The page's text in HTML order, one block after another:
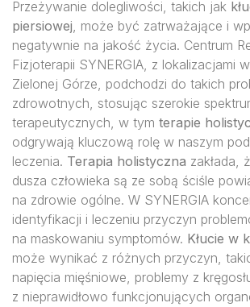
Przeżywanie dolegliwości, takich jak
piersiowej, może być zatrważające i
negatywnie na jakość życia. Centrum
Fizjoterapii SYNERGIA, z lokalizacjami
Zielonej Górze, podchodzi do takich
zdrowotnych, stosując szerokie
terapeutycznych, w tym terapie
odgrywają kluczową rolę w naszym
leczenia. Terapia holistyczna zakłada,
dusza człowieka są ze sobą ściśle
na zdrowie ogólne. W SYNERGIA
identyfikacji i leczeniu przyczyn
na maskowaniu symptomów. Kłucie w
może wynikać z różnych przyczyn,
napięcia mięśniowe, problemy z
z nieprawidłowo funkcjonujących